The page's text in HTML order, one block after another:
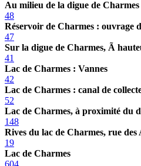
Au milieu de la digue de Charmes
48
Réservoir de Charmes : ouvrage
47
Sur la digue de Charmes, Ã
41
Lac de Charmes : Vannes
42
Lac de Charmes : canal de
52
Lac de Charmes, à proximité du
148
Rives du lac de Charmes, rue des
19
Lac de Charmes
604